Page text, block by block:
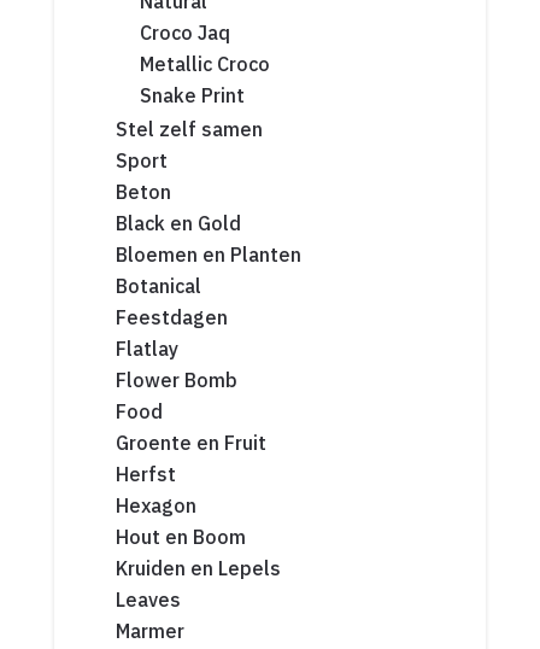
Croco Jaq
Metallic Croco
Snake Print
Stel zelf samen
Sport
Beton
Black en Gold
Bloemen en Planten
Botanical
Feestdagen
Flatlay
Flower Bomb
Food
Groente en Fruit
Herfst
Hexagon
Hout en Boom
Kruiden en Lepels
Leaves
Marmer